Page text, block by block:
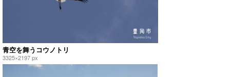
青空を舞うコウノトリ
3325×2197 px